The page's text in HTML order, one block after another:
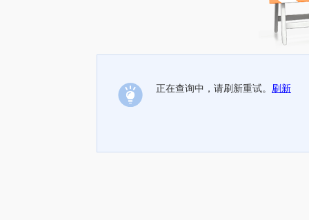
正在查询中，请刷新重试。 刷新